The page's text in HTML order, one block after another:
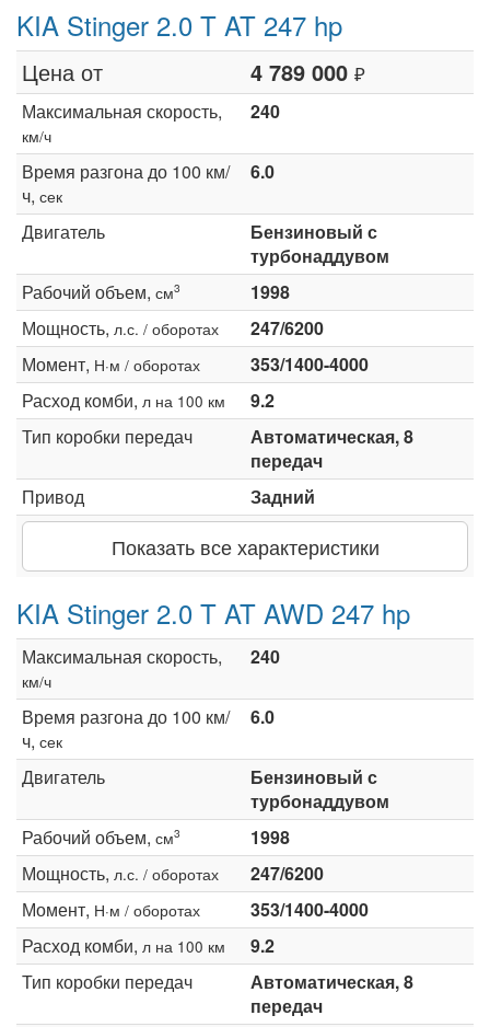
KIA Stinger 2.0 T AT 247 hp
Цена от 4 789 000 ₽
Максимальная скорость,
км/ч
240
Время разгона до 100 км/
ч, сек
6.0
Двигатель
Бензиновый с
турбонаддувом
Рабочий объем, см3
1998
Мощность, л.с. / оборотах
247/6200
Момент, Н·м / оборотах
353/1400-4000
Расход комби, л на 100 км
9.2
Тип коробки передач
Автоматическая, 8
передач
Привод
Задний
Показать все характеристики
KIA Stinger 2.0 T AT AWD 247 hp
Максимальная скорость,
км/ч
240
Время разгона до 100 км/
ч, сек
6.0
Двигатель
Бензиновый с
турбонаддувом
Рабочий объем, см3
1998
Мощность, л.с. / оборотах
247/6200
Момент, Н·м / оборотах
353/1400-4000
Расход комби, л на 100 км
9.2
Тип коробки передач
Автоматическая, 8
передач